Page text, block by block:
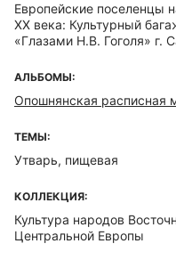
Европейские поселенцы
XX века: Культурный
«Глазами Н.В. Гоголя» г.
АЛЬБОМЫ:
Опошнянская расписная
ТЕМЫ:
Утварь, пищевая
КОЛЛЕКЦИЯ:
Культура народов
Центральной Европы